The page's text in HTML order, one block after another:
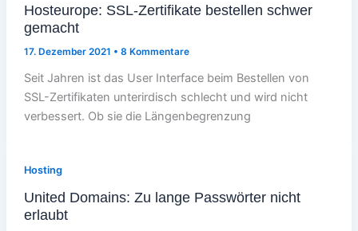
Hosteurope: SSL-Zertifikate bestellen schwer
gemacht
17. Dezember 2021 • 8 Kommentare
Seit Jahren ist das User Interface beim Bestellen von
SSL-Zertifikaten unterirdisch schlecht und wird nicht
verbessert. Ob sie die Längenbegrenzung
Hosting
United Domains: Zu lange Passwörter nicht
erlaubt